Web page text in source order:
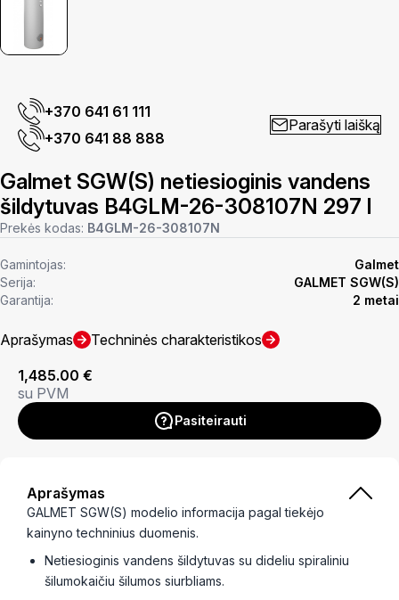
+370 641 61 111
+370 641 88 888
Parašyti laišką
Galmet SGW(S) netiesioginis vandens
šildytuvas B4GLM-26-308107N 297 l
Prekės kodas: B4GLM-26-308107N
Gamintojas:
Galmet
Serija:
GALMET SGW(S)
Garantija:
2 metai
Aprašymas
Techninės charakteristikos
1,485.00 €
su PVM
Pasiteirauti
Aprašymas
GALMET SGW(S) modelio informacija pagal tiekėjo
kainyno techninius duomenis.
Netiesioginis vandens šildytuvas su dideliu spiraliniu
šilumokaičiu šilumos siurbliams.